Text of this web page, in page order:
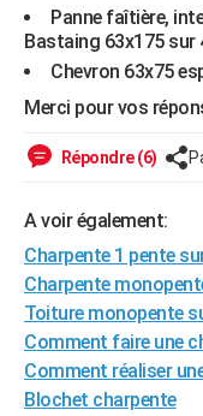
Destinations
City break
Voyage nature
Voyage de noces
Forum
Climat
PHOTO
GUIDES D'ACHAT
BONS PLANS
CARTE DE VOEUX
DICTIONNAIRE
Dictionnaire
Biographies
Citations
Expressions
Proverbes
PROGRAMME TV
COPAINS D'AVANT
S'inscrire
Se connecter
Lycées
Collèges
Primaires
Universités
Entreprises
Service militaire
Avis de recherche
AVIS DE DÉCÈS
FORUM
Panne faîtière,
Bastaing 63x175 sur
Chevron 63x75
Merci pour vos
Répondre (6)
A voir également:
Charpente 1 pente
Charpente
Toiture monopente
Comment faire une
Comment réaliser
Blochet charpente